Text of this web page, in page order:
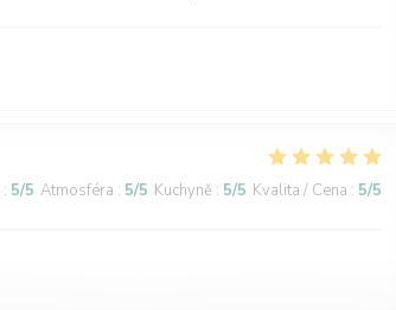
: 5/5 Atmosféra : 5/5 Kuchyně : 5/5 Kvalita / Cena : 5/5